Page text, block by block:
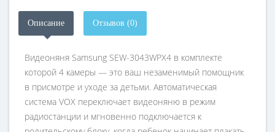
Описание Отзывов (0)
Видеоняня Samsung SEW-3043WPX4 в комплекте
которой 4 камеры — это ваш незаменимый помощник
в присмотре и уходе за детьми. Автоматическая
система VOX переключает видеоняню в режим
радиостанции и мгновенно подключается к